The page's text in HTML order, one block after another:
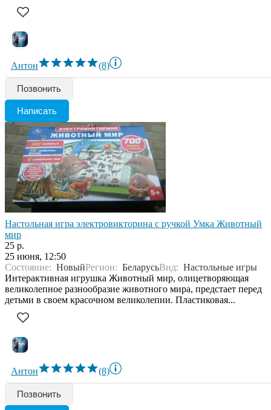
Антон (8)
Позвонить
Написать
Настольная игра электровикторина с ручкой Умка Животный
мир
25 р.
25 июня, 12:50
Состояние: НовыйРегион: БеларусьВид: Настольные игры
Интерактивная игрушка Животный мир, олицетворяющая
великолепное разнообразие животного мира, предстает перед
детьми в своем красочном великолепии. Пластиковая...
Антон (8)
Позвонить